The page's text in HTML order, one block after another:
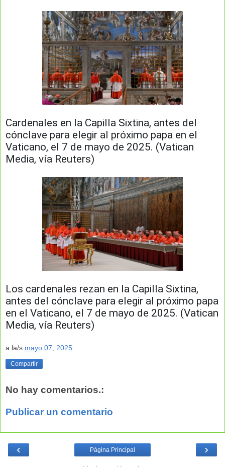
Cardenales en la Capilla Sixtina, antes del
cónclave para elegir al próximo papa en el
Vaticano, el 7 de mayo de 2025. (Vatican
Media, vía Reuters)
Los cardenales rezan en la Capilla Sixtina,
antes del cónclave para elegir al próximo papa
en el Vaticano, el 7 de mayo de 2025. (Vatican
Media, vía Reuters)
a la/s mayo 07, 2025
Compartir
No hay comentarios.:
Publicar un comentario
‹ ›
Página Principal